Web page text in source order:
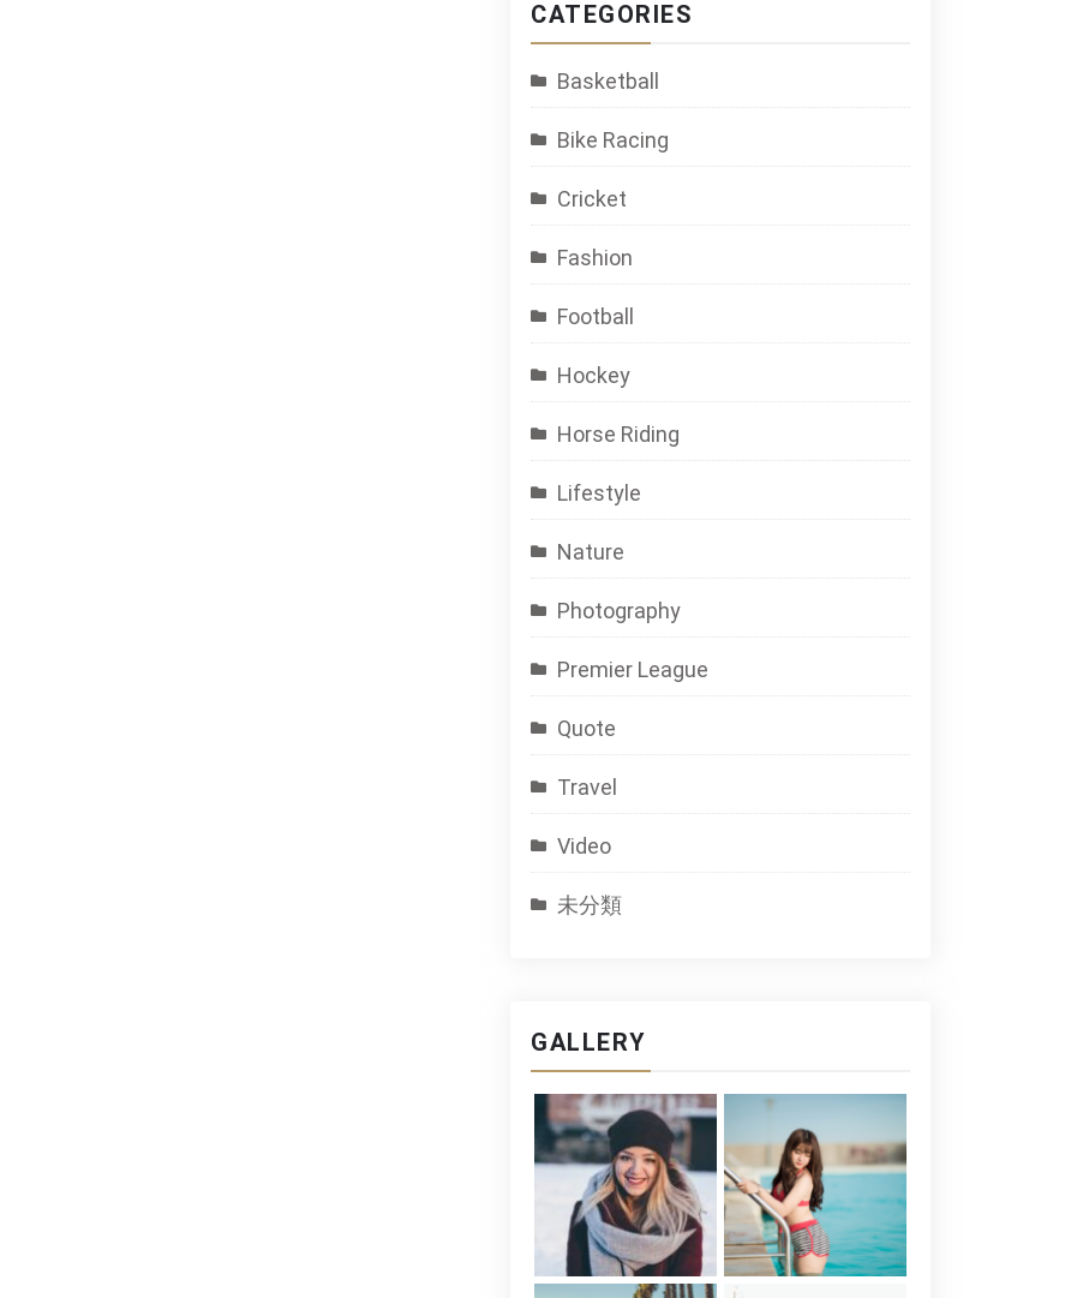
CATEGORIES
Basketball
Bike Racing
Cricket
Fashion
Football
Hockey
Horse Riding
Lifestyle
Nature
Photography
Premier League
Quote
Travel
Video
未分類
GALLERY